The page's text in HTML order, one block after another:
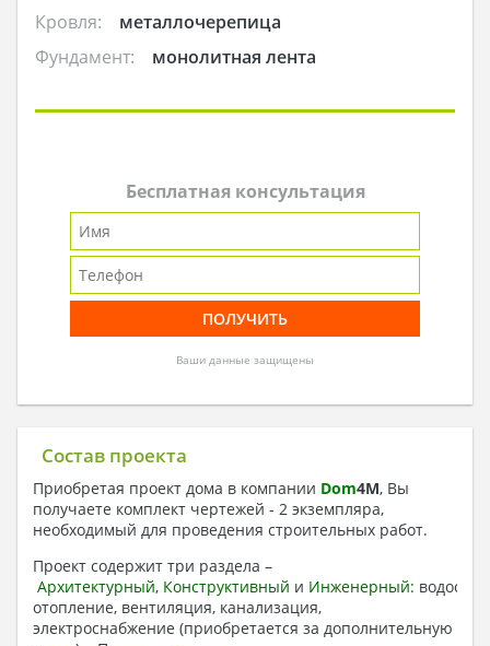
Кровля:
металлочерепица
Фундамент:
монолитная лента
Бесплатная консультация
Ваши данные защищены
Состав проекта
Приобретая проект дома в компании Dom4M, Вы
получаете комплект чертежей - 2 экземпляра,
необходимый для проведения строительных работ.
Проект содержит три раздела –
Архитектурный, Конструктивный и Инженерный:
отопление, вентиляция, канализация,
электроснабжение (приобретается за дополнительную